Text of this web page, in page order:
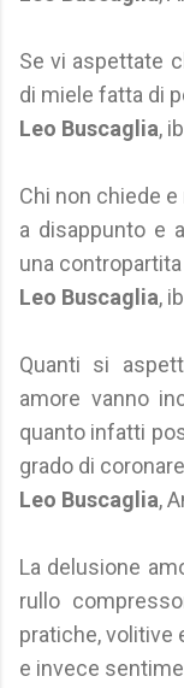
Se vi aspettate
di miele fatta di
Leo Buscaglia,
Chi non chiede
a disappunto e
una
Leo Buscaglia,
Quanti si
amore vanno
quanto infatti
grado di
Leo Buscaglia,
La delusione
rullo
pratiche, volitive
e invece